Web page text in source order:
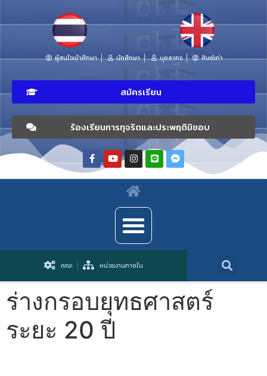
ผู้สนใจเข้าศึกษา นักศึกษา บุคลากร ศิษย์เก่า
สมัครเรียน
ร้องเรียนการทุจริตและประพฤติมิชอบ
คณะ หน่วยงานภายใน
ร่างกรอบยุทธศาสตร์
ระยะ 20 ปี